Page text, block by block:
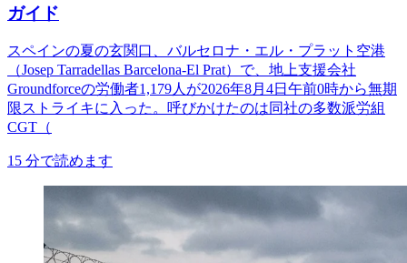
ガイド
スペインの夏の玄関口、バルセロナ・エル・プラット空港
（Josep Tarradellas Barcelona-El Prat）で、地上支援会社
Groundforceの労働者1,179人が2026年8月4日午前0時から無期
限ストライキに入った。呼びかけたのは同社の多数派労組
CGT（
15 分で読めます